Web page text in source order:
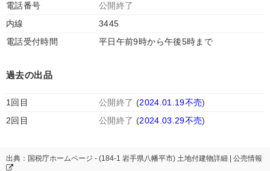
電話番号
公開終了
内線
3445
電話受付時間
平日午前9時から午後5時まで
過去の出品
1回目 公開終了 (2024.01.19不売)
2回目
公開終了 (2024.03.29不売)
出典：国税庁ホームページ - (184-1 岩手県八幡平市) 土地付建物詳細 | 公売情報